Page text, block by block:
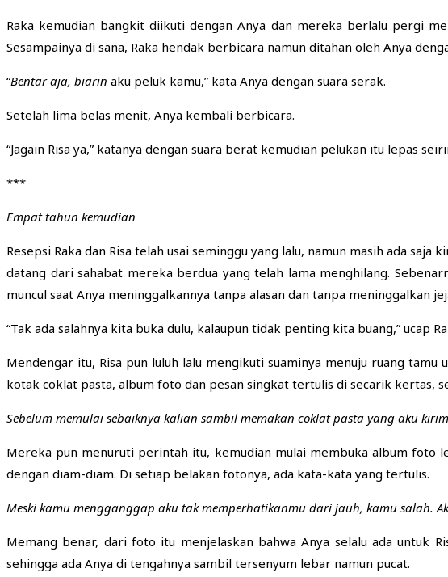
Raka kemudian bangkit diikuti dengan Anya dan mereka berlalu pergi
Sesampainya di sana, Raka hendak berbicara namun ditahan oleh Anya
“Bentar aja, biarin aku peluk kamu,” kata Anya dengan suara serak.
Setelah lima belas menit, Anya kembali berbicara.
“Jagain Risa ya,” katanya dengan suara berat kemudian pelukan itu lepas
***
Empat tahun kemudian
Resepsi Raka dan Risa telah usai seminggu yang lalu, namun masih ada
datang dari sahabat mereka berdua yang telah lama menghilang.
muncul saat Anya meninggalkannya tanpa alasan dan tanpa meninggalkan
“Tak ada salahnya kita buka dulu, kalaupun tidak penting kita buang,” ucap
Mendengar itu, Risa pun luluh lalu mengikuti suaminya menuju ruang
kotak coklat pasta, album foto dan pesan singkat tertulis di secarik kertas,
Sebelum memulai sebaiknya kalian sambil memakan coklat pasta yang aku
Mereka pun menuruti perintah itu, kemudian mulai membuka album foto
dengan diam-diam. Di setiap belakan fotonya, ada kata-kata yang tertulis.
Meski kamu mengganggap aku tak memperhatikanmu dari jauh, kamu salah.
Memang benar, dari foto itu menjelaskan bahwa Anya selalu ada untuk
sehingga ada Anya di tengahnya sambil tersenyum lebar namun pucat.